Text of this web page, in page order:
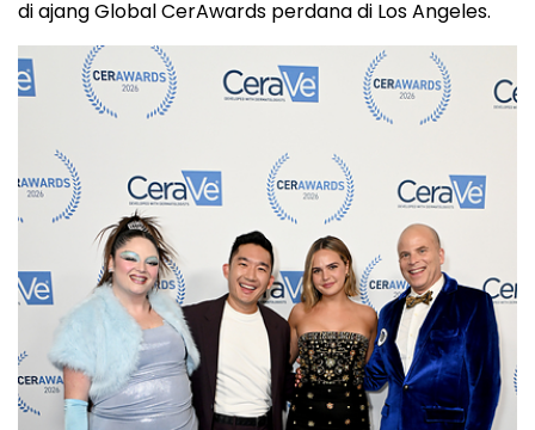
di ajang Global CerAwards perdana di Los Angeles.